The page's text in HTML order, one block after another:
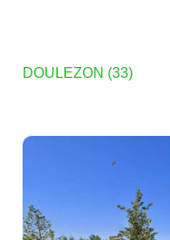
DOULEZON (33)